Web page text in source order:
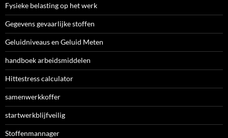
Fysieke belasting op het werk
Gegevens gevaarlijke stoffen
Geluidniveaus en Geluid Meten
handboek arbeidsmiddelen
Hittestress calculator
samenwerkkoffer
startwerkblijfveilig
Stoffenmannager